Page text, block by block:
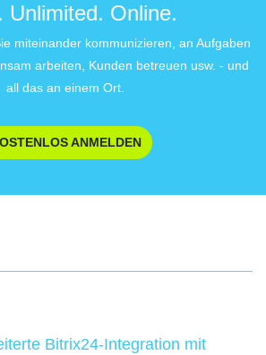
Unlimited. Online.
miteinander kommunizieren, an Aufgaben
arbeiten, Kunden betreuen usw. - und
all das an einem Ort.
ANMELDEN
Bitrix24-Integration mit